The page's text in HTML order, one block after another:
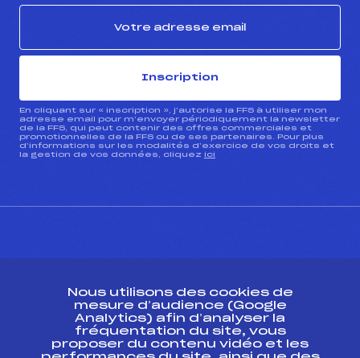
Inscription
En cliquant sur « inscription », j’autorise la FFS à utiliser mon
adresse email pour m’envoyer périodiquement la newsletter
de la FFS, qui peut contenir des offres commerciales et
promotionnelles de la FFS ou de ses partenaires. Pour plus
d’informations sur les modalités d’exercice de vos droits et
la gestion de vos données, cliquez ici
ESPACE PRESSE
Ressources
Nous utilisons des cookies de
mesure d’audience (Google
Analytics) afin d’analyser la
fréquentation du site, vous
proposer du contenu vidéo et les